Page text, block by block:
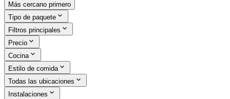
Más cercano primero
Tipo de paquete
Filtros principales
Precio
Cocina
Estilo de comida
Todas las ubicaciones
Instalaciones